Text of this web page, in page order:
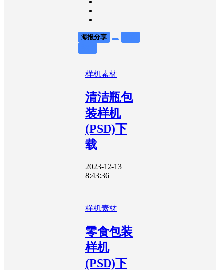
海报分享
样机素材
清洁瓶包
装样机
(PSD)下
载
2023-12-13
8:43:36
样机素材
零食包装
样机
(PSD)下